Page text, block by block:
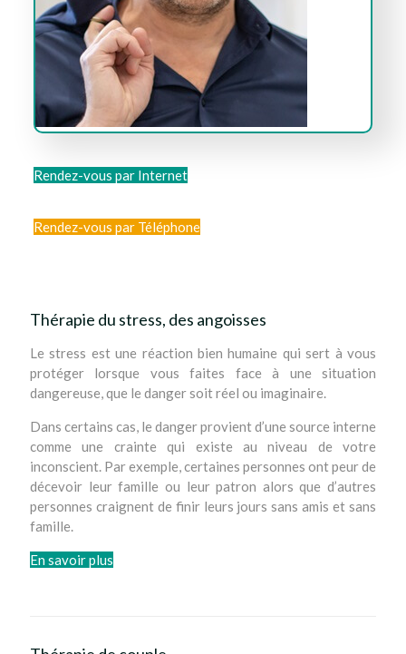
Rendez-vous par Internet
Rendez-vous par Téléphone
Thérapie du stress, des angoisses
Le stress est une réaction bien humaine qui sert à vous
protéger lorsque vous faites face à une situation
dangereuse, que le danger soit réel ou imaginaire.
Dans certains cas, le danger provient d’une source interne
comme une crainte qui existe au niveau de votre
inconscient. Par exemple, certaines personnes ont peur de
décevoir leur famille ou leur patron alors que d’autres
personnes craignent de finir leurs jours sans amis et sans
famille.
En savoir plus